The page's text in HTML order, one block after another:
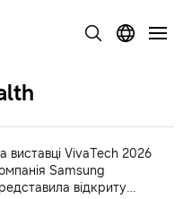
виставці VivaTech 2026
Samsung
відкриту